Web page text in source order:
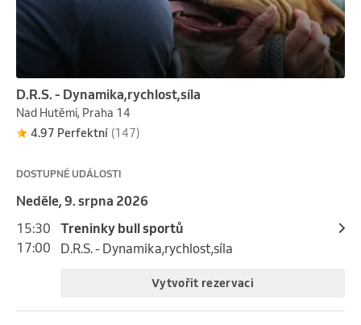
D.R.S. - Dynamika,rychlost,síla
Nad Hutěmi, Praha 14
4.97 Perfektní (147)
DOSTUPNÉ UDÁLOSTI
neděle, 9. srpna 2026
15:30
17:00
Treninky bull sportů
D.R.S. - Dynamika,rychlost,síla
Vytvořit rezervaci